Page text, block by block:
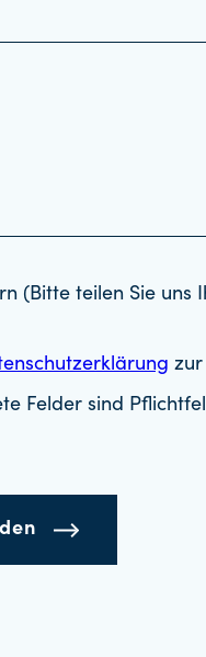
(Bitte teilen Sie uns
zur
Felder sind